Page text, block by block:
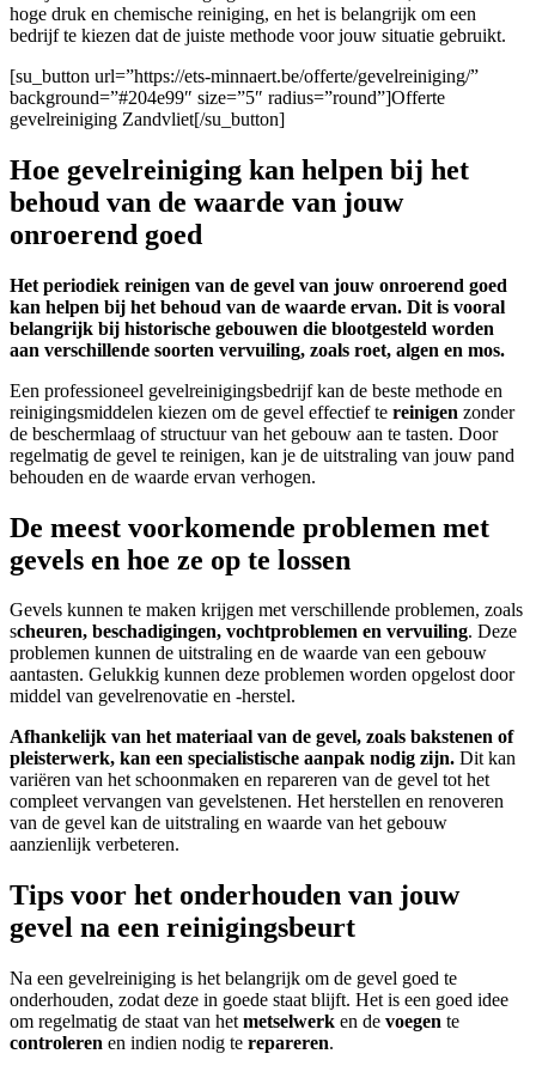
hoge druk en chemische reiniging, en het is belangrijk om een
bedrijf te kiezen dat de juiste methode voor jouw situatie gebruikt.
[su_button url=”https://ets-minnaert.be/offerte/gevelreiniging/”
background=”#204e99″ size=”5″ radius=”round”]Offerte
gevelreiniging Zandvliet[/su_button]
Hoe gevelreiniging kan helpen bij het
behoud van de waarde van jouw
onroerend goed
Het periodiek reinigen van de gevel van jouw onroerend goed
kan helpen bij het behoud van de waarde ervan. Dit is vooral
belangrijk bij historische gebouwen die blootgesteld worden
aan verschillende soorten vervuiling, zoals roet, algen en mos.
Een professioneel gevelreinigingsbedrijf kan de beste methode en
reinigingsmiddelen kiezen om de gevel effectief te reinigen zonder
de beschermlaag of structuur van het gebouw aan te tasten. Door
regelmatig de gevel te reinigen, kan je de uitstraling van jouw pand
behouden en de waarde ervan verhogen.
De meest voorkomende problemen met
gevels en hoe ze op te lossen
Gevels kunnen te maken krijgen met verschillende problemen, zoals
scheuren, beschadigingen, vochtproblemen en vervuiling. Deze
problemen kunnen de uitstraling en de waarde van een gebouw
aantasten. Gelukkig kunnen deze problemen worden opgelost door
middel van gevelrenovatie en -herstel.
Afhankelijk van het materiaal van de gevel, zoals bakstenen of
pleisterwerk, kan een specialistische aanpak nodig zijn. Dit kan
variëren van het schoonmaken en repareren van de gevel tot het
compleet vervangen van gevelstenen. Het herstellen en renoveren
van de gevel kan de uitstraling en waarde van het gebouw
aanzienlijk verbeteren.
Tips voor het onderhouden van jouw
gevel na een reinigingsbeurt
Na een gevelreiniging is het belangrijk om de gevel goed te
onderhouden, zodat deze in goede staat blijft. Het is een goed idee
om regelmatig de staat van het metselwerk en de voegen te
controleren en indien nodig te repareren.